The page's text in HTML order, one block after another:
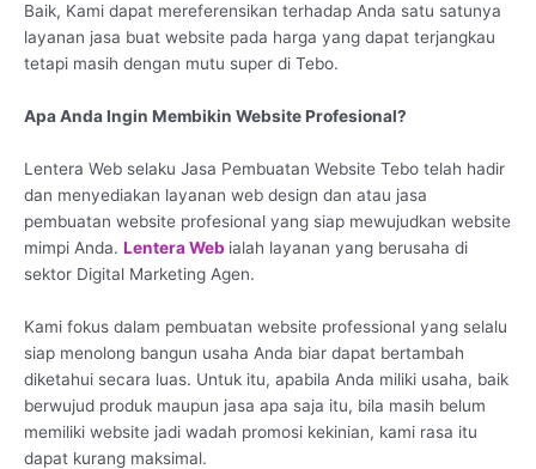
Baik, Kami dapat mereferensikan terhadap Anda satu satunya
layanan jasa buat website pada harga yang dapat terjangkau
tetapi masih dengan mutu super di Tebo.
Apa Anda Ingin Membikin Website Profesional?
Lentera Web selaku Jasa Pembuatan Website Tebo telah hadir
dan menyediakan layanan web design dan atau jasa
pembuatan website profesional yang siap mewujudkan website
mimpi Anda. Lentera Web ialah layanan yang berusaha di
sektor Digital Marketing Agen.
Kami fokus dalam pembuatan website professional yang selalu
siap menolong bangun usaha Anda biar dapat bertambah
diketahui secara luas. Untuk itu, apabila Anda miliki usaha, baik
berwujud produk maupun jasa apa saja itu, bila masih belum
memiliki website jadi wadah promosi kekinian, kami rasa itu
dapat kurang maksimal.